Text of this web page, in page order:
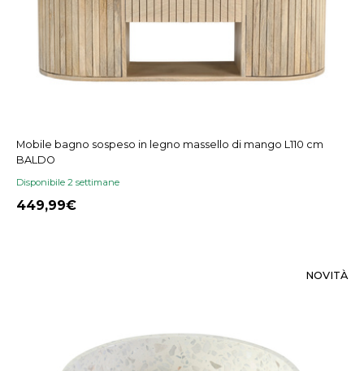
Mobile bagno sospeso in legno massello di mango L110 cm
BALDO
Disponibile 2 settimane
449,99
NOVITÀ